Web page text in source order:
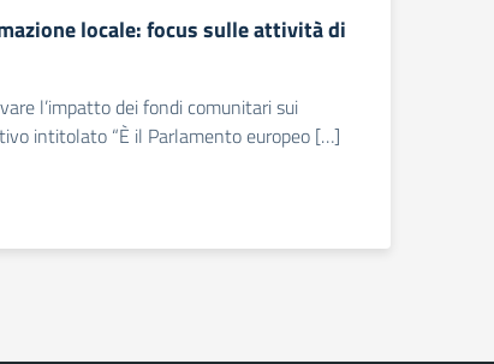
locale: focus sulle attività di
l’impatto dei fondi comunitari sui
intitolato “È il Parlamento europeo […]